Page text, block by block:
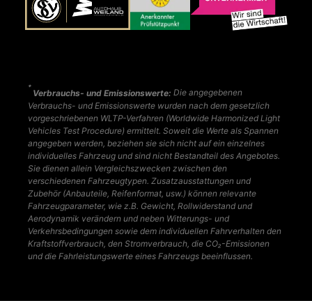
*
Verbrauchs- und Emissionswerte: Die angegebenen
Verbrauchs- und Emissionswerte wurden nach dem gesetzlich
vorgeschriebenen WLTP-Verfahren (Worldwide Harmonized Light
Vehicles Test Procedure) ermittelt. Soweit die Werte als Spannen
angegeben werden, beziehen sie sich nicht auf ein einzelnes
individuelles Fahrzeug und sind nicht Bestandteil des Angebotes.
Sie dienen allein Vergleichszwecken zwischen den
verschiedenen Fahrzeugtypen. Zusatzausstattungen und
Zubehör (Anbauteile, Reifenformat, usw.) können relevante
Fahrzeugparameter, wie z.B. Gewicht, Rollwiderstand und
Aerodynamik verändern und neben Witterungs- und
Verkehrsbedingungen sowie dem individuellen Fahrverhalten den
Kraftstoffverbrauch, den Stromverbrauch, die CO₂-Emissionen
und die Fahrleistungswerte eines Fahrzeugs beeinflussen.